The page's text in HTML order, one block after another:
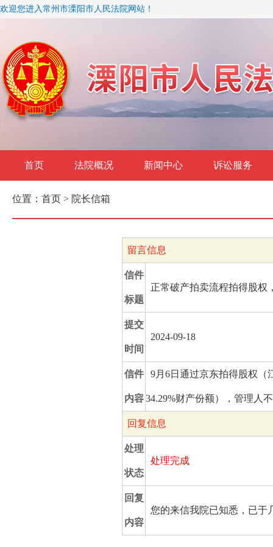
欢迎您进入常州市溧阳市人民法院网站！
首页 法院概况 新闻中心 诉讼服务
位置： 首页 > 院长信箱
留言信息
信件
标题
正常破产拍卖流程拍得股权
提交
时间
2024-09-18
信件
内容
9月6日通过京东拍得股权（
34.29%财产份额），管理人
回复信息
处理
状态
处理完成
回复
内容
您的来信我院已知悉，已于